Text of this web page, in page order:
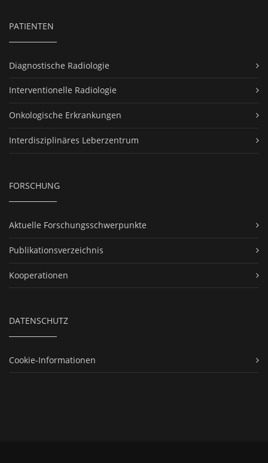
PATIENTEN
Diagnostische Radiologie
Interventionelle Radiologie
Onkologische Erkrankungen
Interdisziplinäres Leberzentrum
FORSCHUNG
Aktuelle Forschungsschwerpunkte
Publikationsverzeichnis
Kooperationen
DATENSCHUTZ
Cookie-Informationen